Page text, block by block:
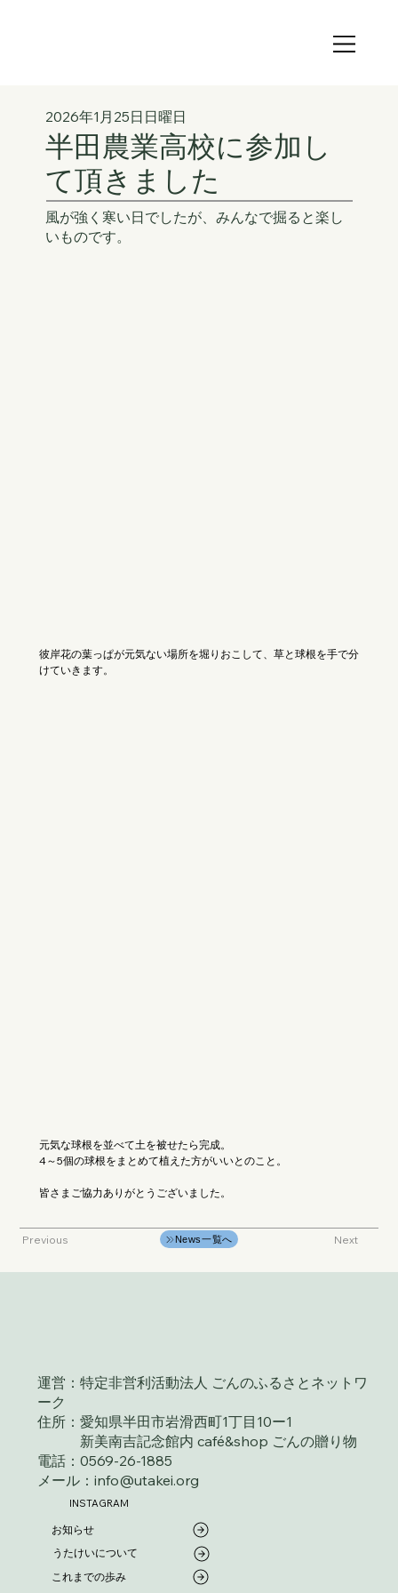
2026年1月25日日曜日
半田農業高校に参加し
て頂きました
風が強く寒い日でしたが、みんなで掘ると楽し
いものです。
彼岸花の葉っぱが元気ない場所を堀りおこして、草と球根を手で分
けていきます。
元気な球根を並べて土を被せたら完成。
4～5個の球根をまとめて植えた方がいいとのこと。
皆さまご協力ありがとうございました。
Previous News一覧へ Next
運営：特定非営利活動法人 ごんのふるさとネットワ
ーク
住所：愛知県半田市岩滑西町1丁目10ー1
新美南吉記念館内 café&shop ごんの贈り物
電話：0569-26-1885
メール：info@utakei.org
INSTAGRAM
これまでの歩み